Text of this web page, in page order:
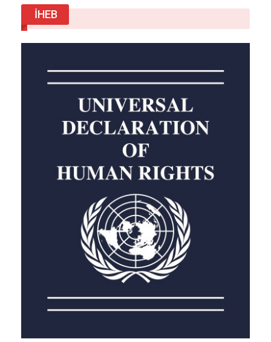
daha fazla haritalamak, daha fazla örneklemek.
Ekipler, Fendouzhe ile yeni dalışlar, sızıntı
planlıyor.
Keşifler arttıkça, derin deniz madenciliği ve
ekosistemlere etkisi hakkındaki politika
tartışmaları da büyüyor. Aynı jeoloji, hem
vahaları yaratıyor hem de değerli mineralleri
yoğunlaştırıyor. Herhangi bir endüstriyel plan,
deniz biyolojisinin henüz tanıştığı bu
ekosistemleri hesaba katmak zorunda.
Şimdilik çıkarımımız: Hem hayranlık hem de
Okyanusun en derin noktalarında yaşam, idare
etmekle kalmıyor—bazı yerlerde kimyasal
enerjiyle (güneşsiz) gelişiyor.
Haber Veriyoruz
İHEB